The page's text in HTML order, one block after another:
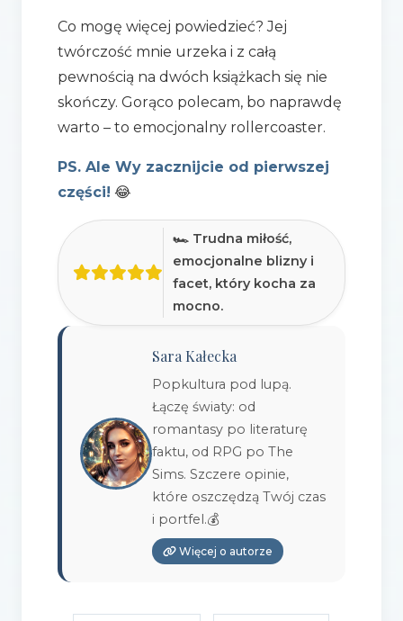
Co mogę więcej powiedzieć? Jej
twórczość mnie urzeka i z całą
pewnością na dwóch książkach się nie
skończy. Gorąco polecam, bo naprawdę
warto – to emocjonalny rollercoaster.
PS. Ale Wy zacznijcie od pierwszej
części! 😂
🏎️ Trudna miłość,
emocjonalne blizny i
facet, który kocha za
mocno.
Sara Kałecka
Popkultura pod lupą.
Łączę światy: od
romantasy po literaturę
faktu, od RPG po The
Sims. Szczere opinie,
które oszczędzą Twój czas
i portfel.💰
Więcej o autorze